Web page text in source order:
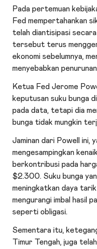
Pada pertemuan
Fed mempertahankan
telah diantisipasi
tersebut terus
ekonomi sebelumnya,
menyebabkan
Ketua Fed Jerome
keputusan suku bunga
pada data, tetapi dia
bunga tidak mungkin
Jaminan dari Powell ini,
mengesampingkan
berkontribusi pada
$2.300. Suku bunga
meningkatkan daya
mengurangi imbal hasil
seperti obligasi.
Sementara itu,
Timur Tengah, juga